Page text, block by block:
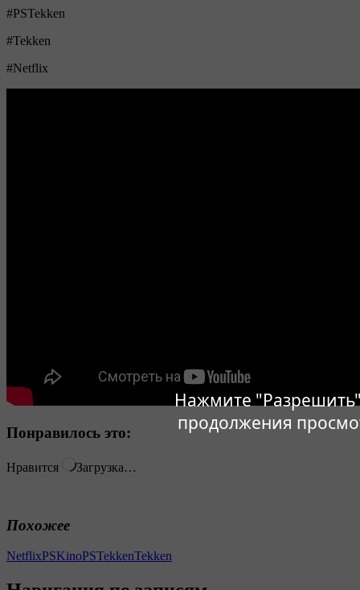
Нажмите
продолжения
#PSTekken
#Tekken
#Netflix
Понравилось это:
Нравится Загрузка…
Похожее
NetflixPSKinoPSTekkenTekken